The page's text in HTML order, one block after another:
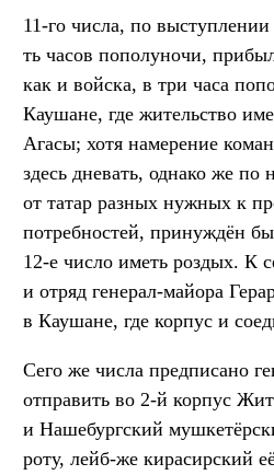
11-го числа, по
ть часов пополуночи,
как и войска, в три часа
Каушане, где жительство
Агасы; хотя намерение
здесь дневать, однако же по
от татар разных нужных к
потребностей, принуждён
12-е число иметь роздых. К
и отряд генерал-майора
в Каушане, где корпус и
Сего же числа предписано
отправить во 2-й корпус
и Нашебургский
роту, лейб-же кирасирский